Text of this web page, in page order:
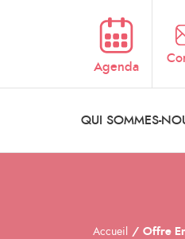
Agenda
QUI SOMMES-
Accueil Offre